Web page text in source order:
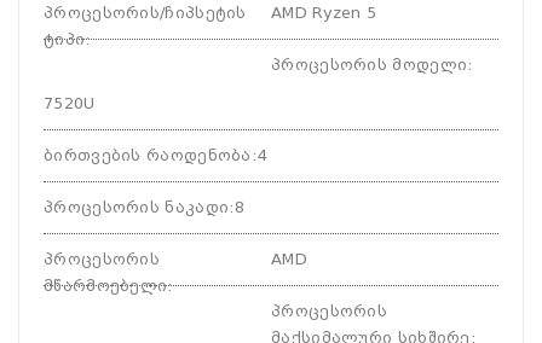
პროცესორის/ჩიპსეტის
ტიპი:
AMD Ryzen 5
პროცესორის მოდელი:
7520U
ბირთვების რაოდენობა :4
პროცესორის ნაკადი: 8
პროცესორის
მწარმოებელი:
AMD
პროცესორის
მაქსიმალური სიხშირე :